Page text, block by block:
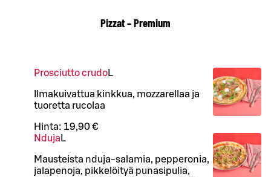
Pizzat – Premium
Prosciutto crudoL
Ilmakuivattua kinkkua, mozzarellaa ja
tuoretta rucolaa
Hinta: 19,90 €
Nduja L
Mausteista nduja-salamia, pepperonia,
jalapenoja, pikkelöityä punasipulia,